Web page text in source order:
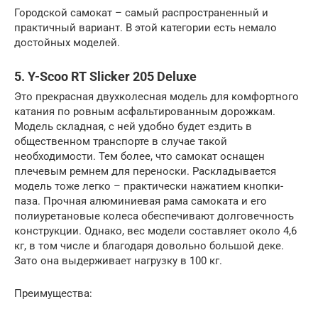
Городской самокат – самый распространенный и
практичный вариант. В этой категории есть немало
достойных моделей.
5. Y-Scoo RT Slicker 205 Deluxe
Это прекрасная двухколесная модель для комфортного
катания по ровным асфальтированным дорожкам.
Модель складная, с ней удобно будет ездить в
общественном транспорте в случае такой
необходимости. Тем более, что самокат оснащен
плечевым ремнем для переноски. Раскладывается
модель тоже легко – практически нажатием кнопки-
паза. Прочная алюминиевая рама самоката и его
полиуретановые колеса обеспечивают долговечность
конструкции. Однако, вес модели составляет около 4,6
кг, в том числе и благодаря довольно большой деке.
Зато она выдерживает нагрузку в 100 кг.
Преимущества: